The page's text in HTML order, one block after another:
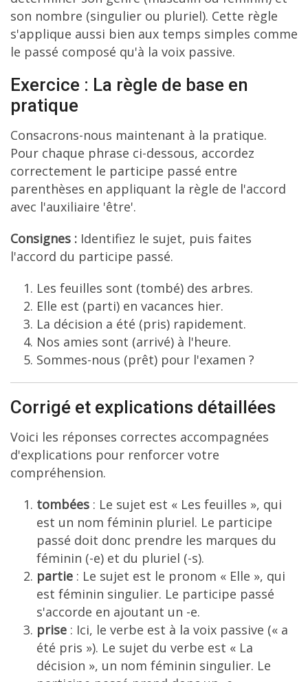
son nombre (singulier ou pluriel). Cette règle
s'applique aussi bien aux temps simples comme
le passé composé qu'à la voix passive.
Exercice : La règle de base en
pratique
Consacrons-nous maintenant à la pratique.
Pour chaque phrase ci-dessous, accordez
correctement le participe passé entre
parenthèses en appliquant la règle de l'accord
avec l'auxiliaire 'être'.
Consignes : Identifiez le sujet, puis faites
l'accord du participe passé.
Les feuilles sont (tombé) des arbres.
Elle est (parti) en vacances hier.
La décision a été (pris) rapidement.
Nos amies sont (arrivé) à l'heure.
Sommes-nous (prêt) pour l'examen ?
Corrigé et explications détaillées
Voici les réponses correctes accompagnées
d'explications pour renforcer votre
compréhension.
tombées : Le sujet est « Les feuilles », qui
est un nom féminin pluriel. Le participe
passé doit donc prendre les marques du
féminin (-e) et du pluriel (-s).
partie : Le sujet est le pronom « Elle », qui
est féminin singulier. Le participe passé
s'accorde en ajoutant un -e.
prise : Ici, le verbe est à la voix passive (« a
été pris »). Le sujet du verbe est « La
décision », un nom féminin singulier. Le